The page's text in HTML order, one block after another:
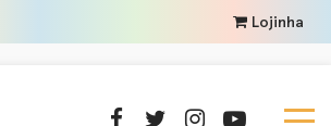
Lojinha